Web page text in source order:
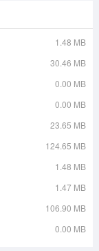
1.48 MB
30.46 MB
0.00 MB
0.00 MB
23.65 MB
124.65 MB
1.48 MB
1.47 MB
106.90 MB
0.00 MB